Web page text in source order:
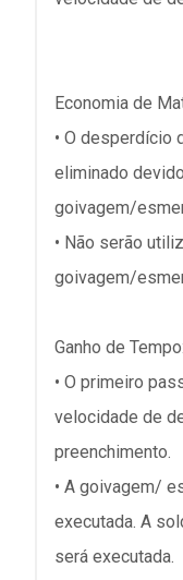
Economia de
• O desperdício
eliminado
goivagem/
• Não serão
goivagem/
Ganho de Tempo:
• O primeiro
velocidade de
preenchimento.
• A goivagem/
executada. A
será executada.